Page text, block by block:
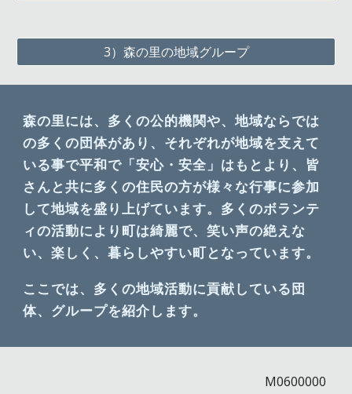
3）森の里の地域グループ
森の里には、多くの公的機関や、地域ならでは
の多くの団体があり、それぞれが地域を支えて
いる事で平和で「安心・安全」はもとより、皆
さんと共に多くの住民の方が様々な行事に参加
して地域を盛り上げています。多くのボランテ
ィの活動により町は綺麗で、笑い声の絶えな
い、楽しく、暮らしやすい町となっています。
ここでは、多くの地域活動に貢献している団
体、グループを紹介します。
M0600000